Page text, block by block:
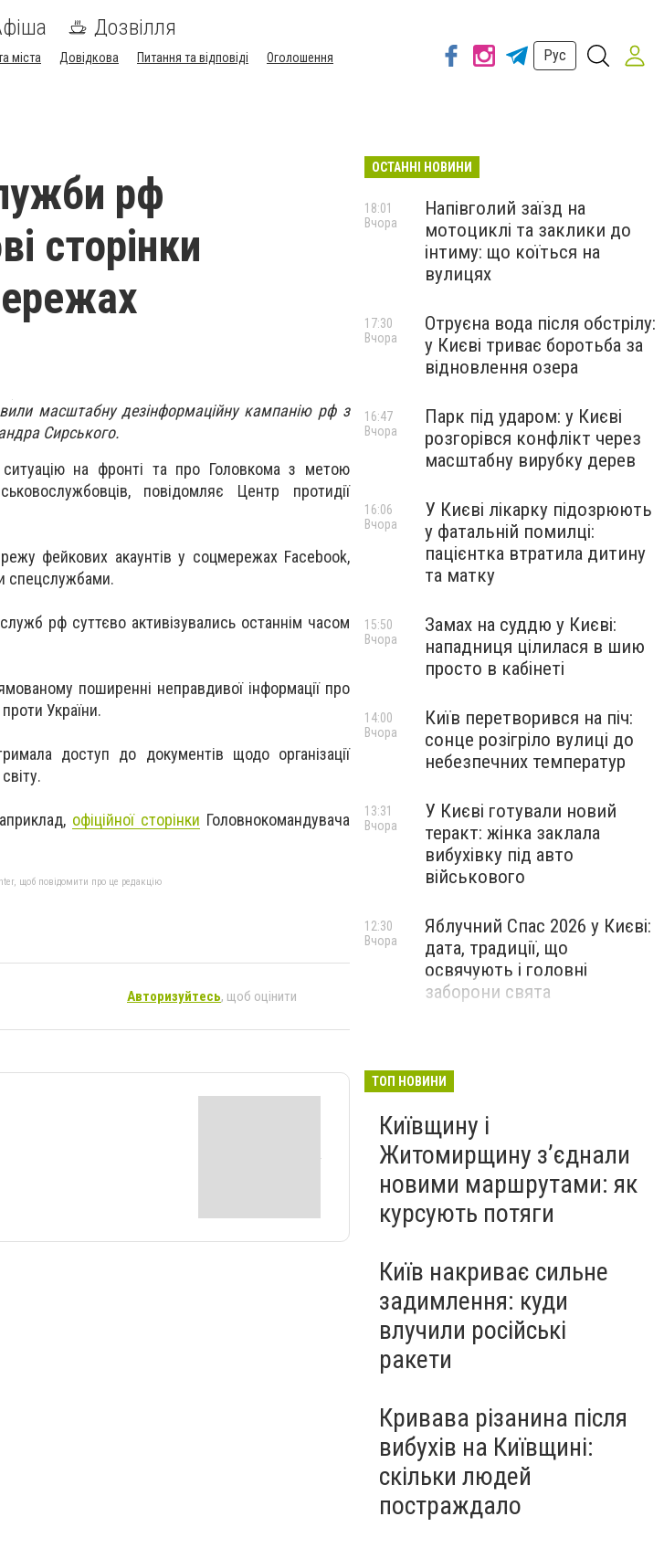
Дозвілля
міста Довідкова Питання та відповіді
Оголошення
Рус
рф
сторінки
масштабну дезінформаційну кампанію рф з
Сирського.
на фронті та про Головкома з метою
повідомляє Центр протидії
фейкових акаунтів у соцмережах Facebook,
спецслужбами.
рф суттєво активізувались останнім часом
поширенні неправдивої інформації про
України.
доступ до документів щодо організації
офіційної сторінки Головнокомандувача
щоб повідомити про це редакцію
Авторизуйтесь, щоб оцінити
ОСТАННІ НОВИНИ
Напівголий заїзд на
мотоциклі та заклики до
інтиму: що коїться на
вулицях
18:01
Вчора
Отруєна вода після обстрілу:
у Києві триває боротьба за
відновлення озера
17:30
Вчора
Парк під ударом: у Києві
розгорівся конфлікт через
масштабну вирубку дерев
16:47
Вчора
У Києві лікарку підозрюють
у фатальній помилці:
пацієнтка втратила дитину
та матку
16:06
Вчора
Замах на суддю у Києві:
нападниця цілилася в шию
просто в кабінеті
15:50
Вчора
Київ перетворився на піч:
сонце розігріло вулиці до
небезпечних температур
14:00
Вчора
У Києві готували новий
теракт: жінка заклала
вибухівку під авто
військового
13:31
Вчора
Яблучний Спас 2026 у Києві:
дата, традиції, що
освячують і головні
заборони свята
12:30
Вчора
ТОП НОВИНИ
Київщину і
Житомирщину з’єднали
новими маршрутами: як
курсують потяги
Київ накриває сильне
задимлення: куди
влучили російські
ракети
Кривава різанина після
вибухів на Київщині:
скільки людей
постраждало